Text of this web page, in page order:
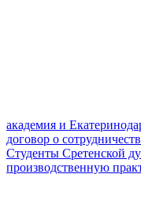
академия и
договор о
Студенты Сретенской
производственную